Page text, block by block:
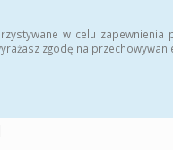
w celu zapewnienia
zgodę na